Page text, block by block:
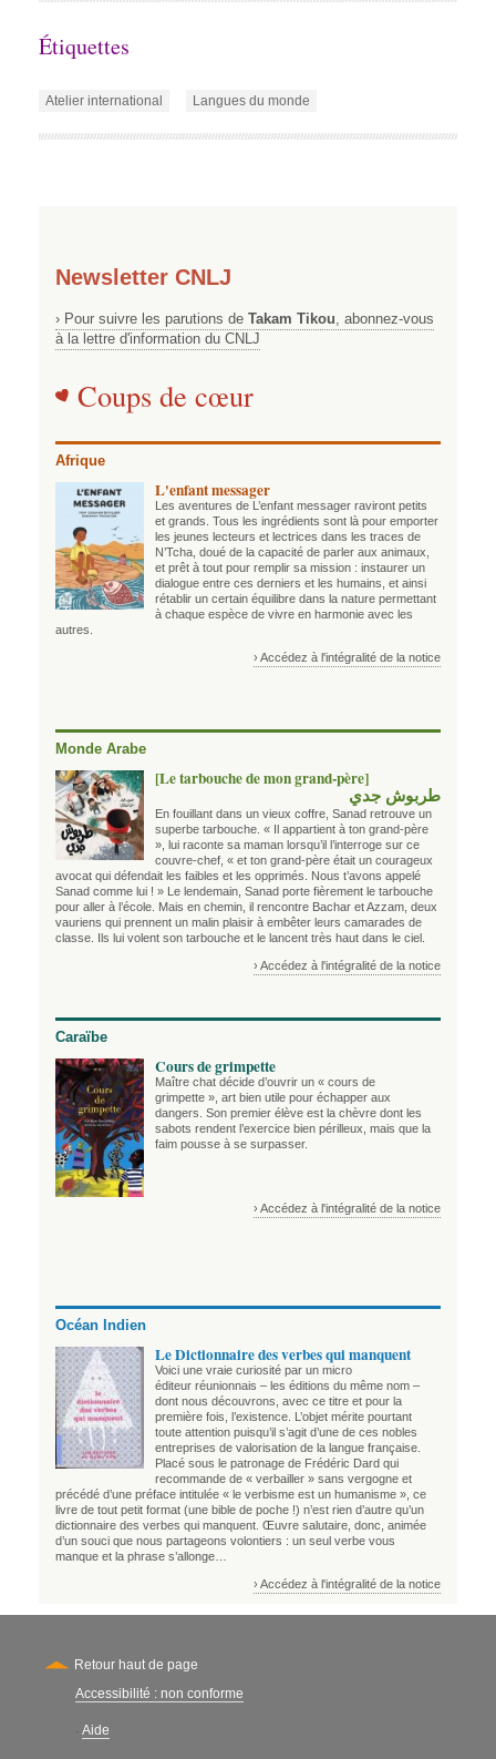
Étiquettes
Atelier international Langues du monde
Newsletter CNLJ
› Pour suivre les parutions de Takam Tikou, abonnez-vous
à la lettre d'information du CNLJ
Coups de cœur
Afrique
L'enfant messager
Les aventures de L’enfant messager raviront petits
et grands. Tous les ingrédients sont là pour emporter
les jeunes lecteurs et lectrices dans les traces de
N’Tcha, doué de la capacité de parler aux animaux,
et prêt à tout pour remplir sa mission : instaurer un
dialogue entre ces derniers et les humains, et ainsi
rétablir un certain équilibre dans la nature permettant
à chaque espèce de vivre en harmonie avec les
autres.
› Accédez à l'intégralité de la notice
Monde Arabe
[Le tarbouche de mon grand-père]
طربوش جدي
En fouillant dans un vieux coffre, Sanad retrouve un
superbe tarbouche. « Il appartient à ton grand-père
», lui raconte sa maman lorsqu’il l’interroge sur ce
couvre-chef, « et ton grand-père était un courageux
avocat qui défendait les faibles et les opprimés. Nous t’avons appelé
Sanad comme lui ! » Le lendemain, Sanad porte fièrement le tarbouche
pour aller à l’école. Mais en chemin, il rencontre Bachar et Azzam, deux
vauriens qui prennent un malin plaisir à embêter leurs camarades de
classe. Ils lui volent son tarbouche et le lancent très haut dans le ciel.
› Accédez à l'intégralité de la notice
Caraïbe
Cours de grimpette
Maître chat décide d’ouvrir un « cours de
grimpette », art bien utile pour échapper aux
dangers. Son premier élève est la chèvre dont les
sabots rendent l’exercice bien périlleux, mais que la
faim pousse à se surpasser.
› Accédez à l'intégralité de la notice
Océan Indien
Le Dictionnaire des verbes qui manquent
Voici une vraie curiosité par un micro
éditeur réunionnais – les éditions du même nom –
dont nous découvrons, avec ce titre et pour la
première fois, l’existence. L’objet mérite pourtant
toute attention puisqu’il s’agit d’une de ces nobles
entreprises de valorisation de la langue française.
Placé sous le patronage de Frédéric Dard qui
recommande de « verbailler » sans vergogne et
précédé d’une préface intitulée « le verbisme est un humanisme », ce
livre de tout petit format (une bible de poche !) n’est rien d’autre qu’un
dictionnaire des verbes qui manquent. Œuvre salutaire, donc, animée
d’un souci que nous partageons volontiers : un seul verbe vous
manque et la phrase s’allonge…
› Accédez à l'intégralité de la notice
Retour haut de page
Secondary
Accessibilité : non conforme
- Aide